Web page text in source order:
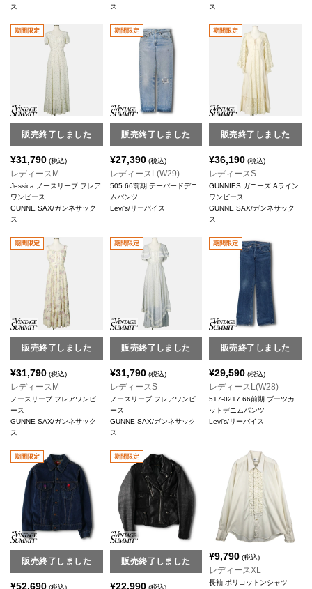
ス
ス
ス
期間限定
販売終了しました
¥31,790 (税込)
レディースM
Jessica ノースリーブ フレア
ワンピース
GUNNE SAX/ガンネサック
ス
期間限定
販売終了しました
¥27,390(税込)
レディースL(W29)
505 66前期 テーパードデニ
ムパンツ
Levi's/リーバイス
期間限定
販売終了しました
¥36,190 (税込)
レディースS
GUNNIES ガニーズ Aライン
ワンピース
GUNNE SAX/ガンネサック
ス
期間限定
販売終了しました
¥31,790 (税込)
レディースM
ノースリーブ フレアワンピ
ース
GUNNE SAX/ガンネサック
ス
期間限定
販売終了しました
¥31,790(税込)
レディースS
ノースリーブ フレアワンピ
ース
GUNNE SAX/ガンネサック
ス
期間限定
販売終了しました
¥29,590 (税込)
レディースL(W28)
517-0217 66前期 ブーツカ
ットデニムパンツ
Levi's/リーバイス
期間限定
販売終了しました
¥52,690 (税込)
期間限定
販売終了しました
¥22,990(税込)
¥9,790 (税込)
レディースXL
長袖 ポリコットンシャツ